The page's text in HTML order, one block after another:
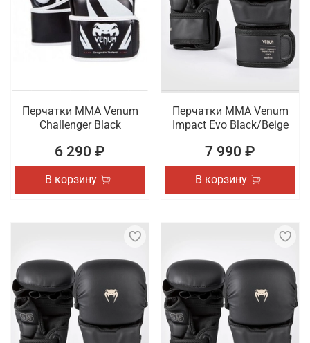
Перчатки ММА Venum
Challenger Black
6 290 ₽
В корзину
Перчатки ММА Venum
Impact Evo Black/Beige
7 990 ₽
В корзину